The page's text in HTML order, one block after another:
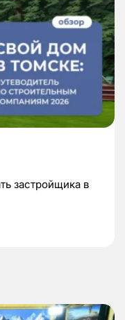
застройщика в